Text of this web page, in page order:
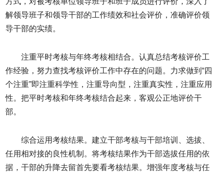
解领导班子和领导干部的工作绩效和社会评价，准确评价领
导干部的实绩。
注重平时考核与年终考核相结合。认真总结考核评价工
作经验，努力查找考核评价工作中存在的问题。力求做到“四
个注重”即注重科学性，注重导向型，注重真实性，注重应用
性。把平时考核和年终考核结合起来，客观公正地评价干
部。
综合运用考核结果。建立干部考核与干部培训、选拔、
任用相对接的良性机制。将考核结果作为干部选拔任用的依
据，干部的升降去留首先要看考核结果。增强年度考核与任